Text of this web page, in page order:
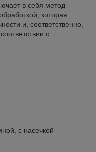
в себя метод
которая
и, соответственно,
с
с насечкой